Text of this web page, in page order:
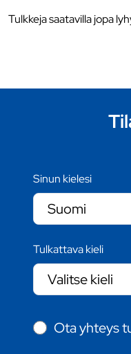
Tulkkeja saatavilla jopa
Sinun kielesi
Tulkattava kieli
Ota yhteys